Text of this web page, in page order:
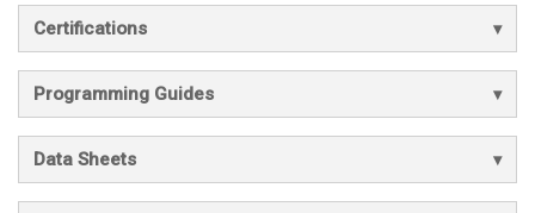
Certifications
Programming Guides
Data Sheets